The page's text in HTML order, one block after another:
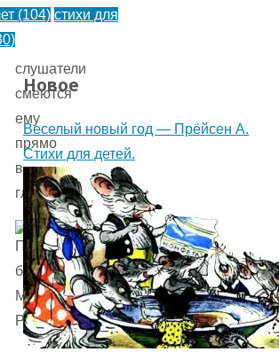
приключениях.
слушатели
смеются
ему
прямо
в
глаза:
(104) стихи для
Новое
Веселый новый год — Прёйсен А.
Стихи для детей.